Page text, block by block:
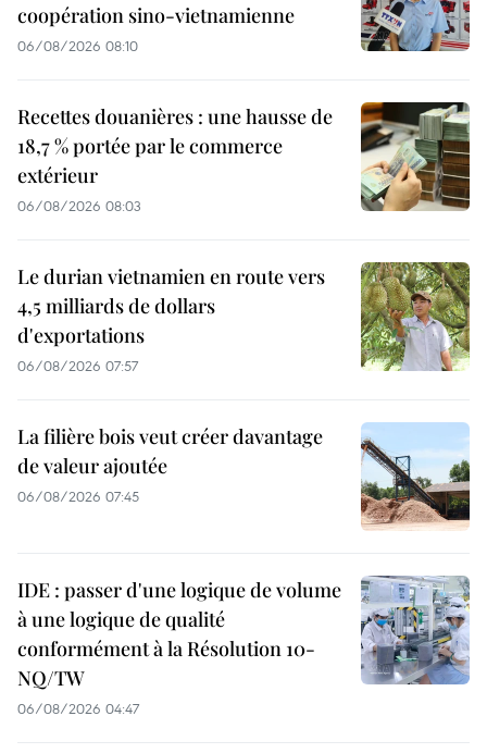
coopération sino-vietnamienne
06/08/2026 08:10
Recettes douanières : une hausse de
18,7 % portée par le commerce
extérieur
06/08/2026 08:03
Le durian vietnamien en route vers
4,5 milliards de dollars
d'exportations
06/08/2026 07:57
La filière bois veut créer davantage
de valeur ajoutée
06/08/2026 07:45
IDE : passer d'une logique de volume
à une logique de qualité
conformément à la Résolution 10-
NQ/TW
06/08/2026 04:47